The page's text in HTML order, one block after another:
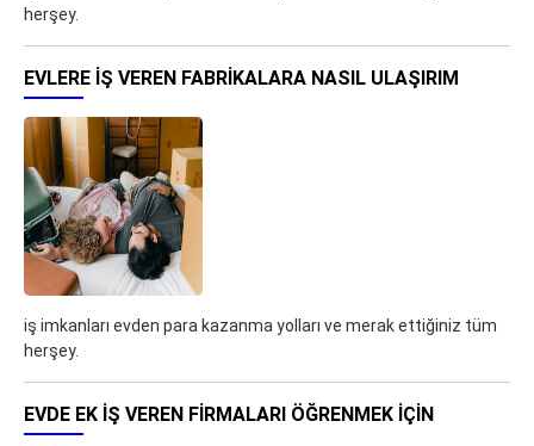
herşey.
EVLERE İŞ VEREN FABRIKALARA NASIL ULAŞIRIM
iş imkanları evden para kazanma yolları ve merak ettiğiniz tüm
herşey.
EVDE EK IŞ VEREN FIRMALARI ÖĞRENMEK IÇIN